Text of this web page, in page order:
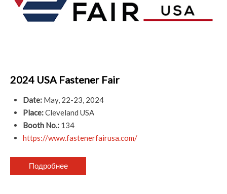
2024 USA Fastener Fair
Date: May, 22-23, 2024
Place:Cleveland USA
Booth No.: 134
https://www.fastenerfairusa.com/
Подробнее